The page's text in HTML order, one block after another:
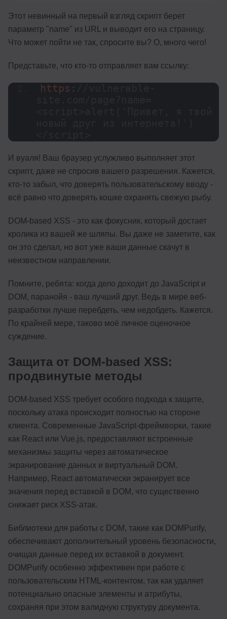
Этот невинный на первый взгляд скрипт берет
параметр "name" из URL и выводит его на страницу.
Что может пойти не так, спросите вы? О, много чего!
Представьте, что кто-то отправляет вам ссылку:
https:
И вуаля! Ваш браузер услужливо выполняет этот
скрипт, даже не спросив вашего разрешения. Кажется,
кто-то забыл, что доверять пользовательскому вводу -
всё равно что доверять кошке охранять свежую рыбу.
DOM-based XSS - это как фокусник, который достает
кролика из вашей же шляпы. Вы даже не заметите, как
он это сделал, но вот уже ваши данные скачут в
неизвестном направлении.
Помните, ребята: когда дело доходит до JavaScript и
DOM, паранойя - ваш лучший друг. Ведь в мире веб-
разработки лучше перебдеть, чем недобдеть. Кажется.
По крайней мере, таково моё личное оценочное
суждение.
Защита от DOM-based XSS:
продвинутые методы
DOM-based XSS требует особого подхода к защите,
поскольку атака происходит полностью на стороне
клиента. Современные JavaScript-фреймворки, такие
как React или Vue.js, предоставляют встроенные
механизмы защиты через автоматическое
экранирование данных и виртуальный DOM.
Например, React автоматически экранирует все
значения перед вставкой в DOM, что существенно
снижает риск XSS-атак.
Библиотеки для работы с DOM, такие как DOMPurify,
обеспечивают дополнительный уровень безопасности,
очищая данные перед их вставкой в документ.
DOMPurify особенно эффективен при работе с
пользовательским HTML-контентом, так как удаляет
потенциально опасные элементы и атрибуты,
сохраняя при этом валидную структуру документа.